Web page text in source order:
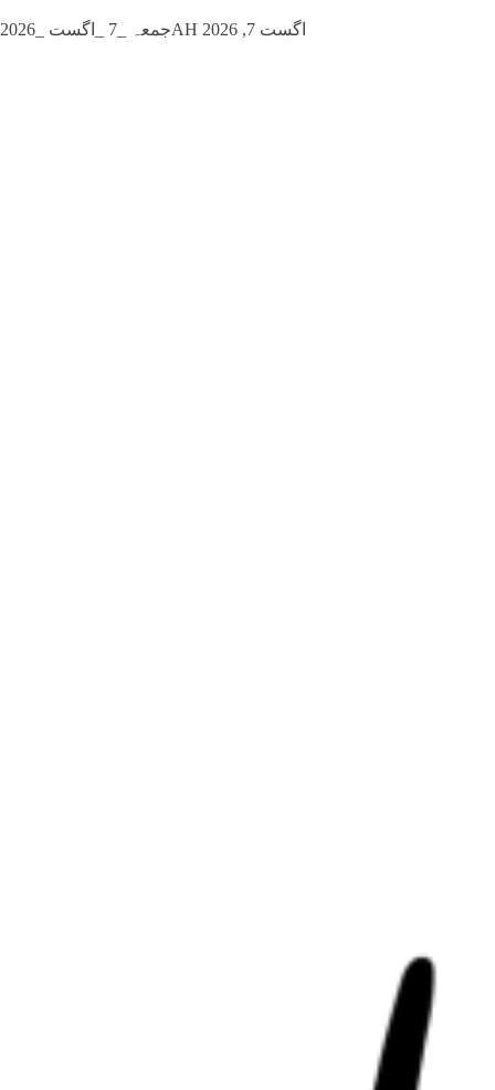
جمعہ _7 _اگست _2026AH اگست 7, 2026